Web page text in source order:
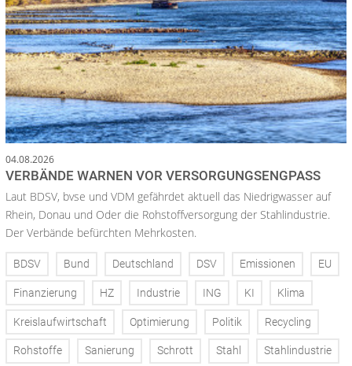
04.08.2026
VERBÄNDE WARNEN VOR VERSORGUNGSENGPASS
Laut BDSV, bvse und VDM gefährdet aktuell das Niedrigwasser auf
Rhein, Donau und Oder die Rohstoffversorgung der Stahlindustrie.
Der Verbände befürchten Mehrkosten.
BDSV Bund Deutschland DSV Emissionen EU
Finanzierung HZ Industrie ING KI Klima
Kreislaufwirtschaft Optimierung Politik Recycling
Rohstoffe Sanierung Schrott Stahl Stahlindustrie